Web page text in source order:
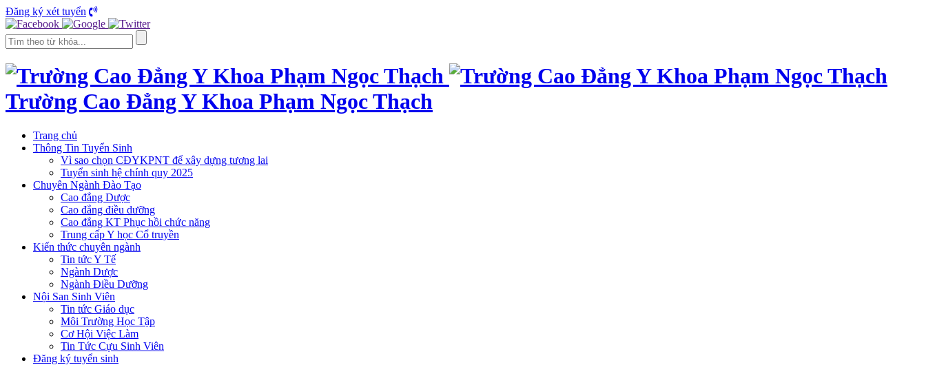
Đăng ký xét tuyển
Trường Cao Đẳng Y Khoa Phạm Ngọc Thạch
Trang chủ
Thông Tin Tuyển Sinh
Vì sao chọn CĐYKPNT để xây dựng tương lai
Tuyển sinh hệ chính quy 2025
Chuyên Ngành Đào Tạo
Cao đẳng Dược
Cao đẳng điều dưỡng
Cao đẳng KT Phục hồi chức năng
Trung cấp Y học Cổ truyền
Kiến thức chuyên ngành
Tin tức Y Tế
Ngành Dược
Ngành Điều Dưỡng
Nội San Sinh Viên
Tin tức Giáo dục
Môi Trường Học Tập
Cơ Hội Việc Làm
Tin Tức Cựu Sinh Viên
Đăng ký tuyển sinh